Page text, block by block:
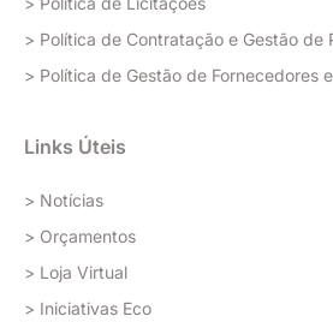
> Política de Contratação e Gestão de
> Política de Gestão de Fornecedores
Links Úteis
> Notícias
> Orçamentos
> Loja Virtual
> Iniciativas Eco